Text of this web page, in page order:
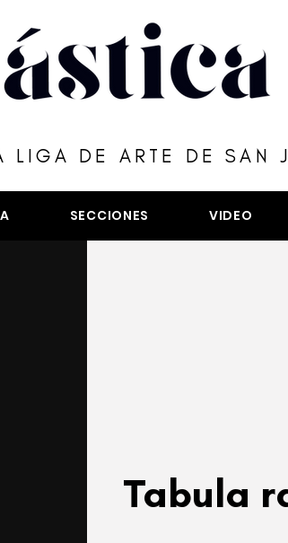
LIGA DE ARTE DE SAN
SECCIONES VIDEO
Tabula